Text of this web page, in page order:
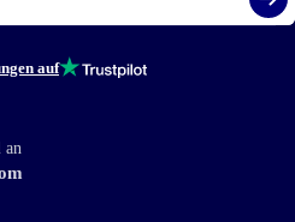
auf
an